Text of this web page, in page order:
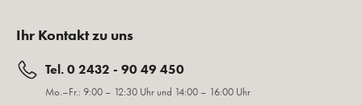
Ihr Kontakt zu uns
Tel. 0 2432 - 90 49 450
Mo.–Fr.: 9:00 – 12:30 Uhr und 14:00 – 16:00 Uhr